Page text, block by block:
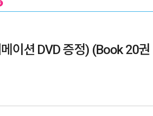
이션 DVD 증정) (Book 20권